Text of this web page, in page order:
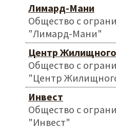
Лимард-Мани
Общество с
"Лимард-Мани"
Центр
Общество с
"Центр
Инвест
Общество с
"Инвест"